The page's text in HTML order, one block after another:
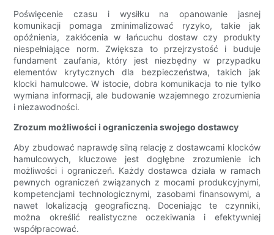
Poświęcenie czasu i wysiłku na opanowanie jasnej
komunikacji pomaga zminimalizować ryzyko, takie jak
opóźnienia, zakłócenia w łańcuchu dostaw czy produkty
niespełniające norm. Zwiększa to przejrzystość i buduje
fundament zaufania, który jest niezbędny w przypadku
elementów krytycznych dla bezpieczeństwa, takich jak
klocki hamulcowe. W istocie, dobra komunikacja to nie tylko
wymiana informacji, ale budowanie wzajemnego zrozumienia
i niezawodności.
Zrozum możliwości i ograniczenia swojego dostawcy
Aby zbudować naprawdę silną relację z dostawcami klocków
hamulcowych, kluczowe jest dogłębne zrozumienie ich
możliwości i ograniczeń. Każdy dostawca działa w ramach
pewnych ograniczeń związanych z mocami produkcyjnymi,
kompetencjami technologicznymi, zasobami finansowymi, a
nawet lokalizacją geograficzną. Doceniając te czynniki,
można określić realistyczne oczekiwania i efektywniej
współpracować.